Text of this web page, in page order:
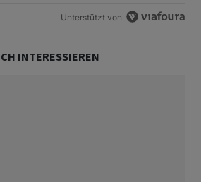
Unterstützt von
INTERESSIEREN